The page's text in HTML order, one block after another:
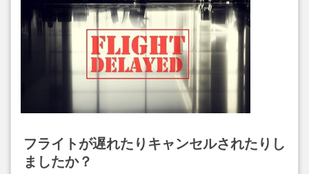
フライトが遅れたりキャンセルされたりし
ましたか？